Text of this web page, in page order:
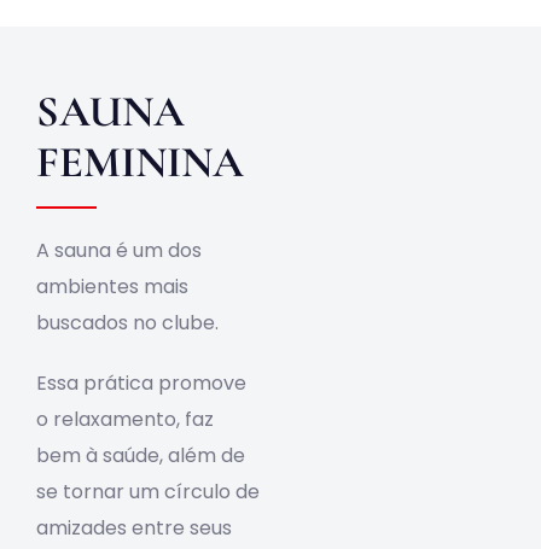
Contato
SAUNA
FEMININA
A sauna é um dos
ambientes mais
buscados no clube.
Essa prática promove
o relaxamento, faz
bem à saúde, além de
se tornar um círculo de
amizades entre seus